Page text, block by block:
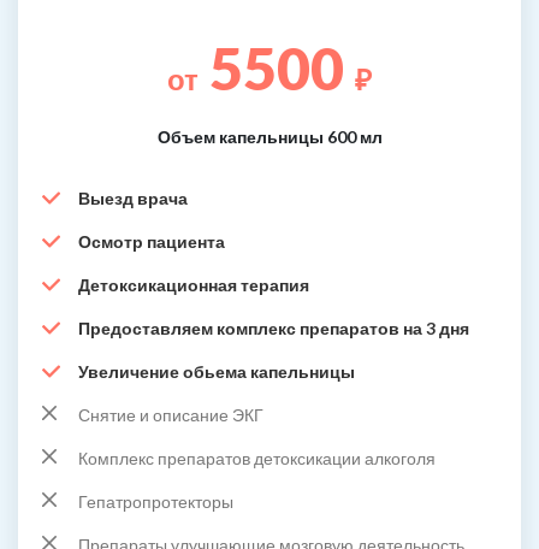
от 5500 ₽
Объем капельницы 600 мл
Выезд врача
Осмотр пациента
Детоксикационная терапия
Предоставляем комплекс препаратов на 3 дня
Увеличение обьема капельницы
Снятие и описание ЭКГ
Комплекс препаратов детоксикации алкоголя
Гепатропротекторы
Препараты улучшающие мозговую деятельность